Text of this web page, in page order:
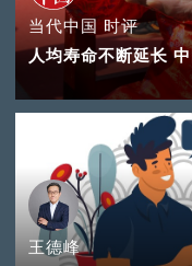
当代中国 时评
人均寿命不断延长
王德峰